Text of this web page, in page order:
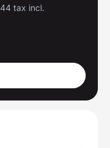
tax incl.